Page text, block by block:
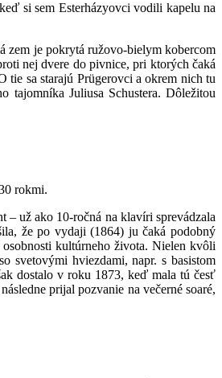
si sem Esterházyovci vodili kapelu na
zem je pokrytá ružovo-bielym kobercom
nej dvere do pivnice, pri ktorých čaká
tie sa starajú Prügerovci a okrem nich tu
Juliusa Schustera. Dôležitou
rokmi.
– už ako 10-ročná na klavíri sprevádzala
že po vydaji (1864) ju čaká podobný
kultúrneho života. Nielen kvôli
svetovými hviezdami, napr. s basistom
dostalo v roku 1873, keď mala tú česť
prijal pozvanie na večerné soaré,